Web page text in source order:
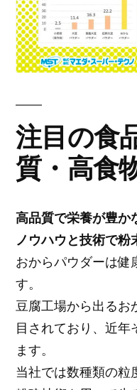
注目の食
質・高食
高品質で栄養が豊か
ノウハウと技術で粉
おからパウダーは健
す。
豆腐工場から出るお
目されており、近年
ます。
当社では数種類の粒